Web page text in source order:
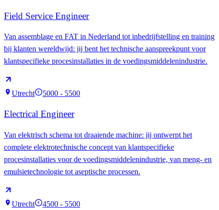
Field Service Engineer
Van assemblage en FAT in Nederland tot inbedrijfstelling en training
bij klanten wereldwijd: jij bent het technische aanspreekpunt voor
klantspecifieke procesinstallaties in de voedingsmiddelenindustrie.
Utrecht € 5000 - 5500
Electrical Engineer
Van elektrisch schema tot draaiende machine: jij ontwerpt het
complete elektrotechnische concept van klantspecifieke
procesinstallaties voor de voedingsmiddelenindustrie, van meng- en
emulsietechnologie tot aseptische processen.
Utrecht € 4500 - 5500